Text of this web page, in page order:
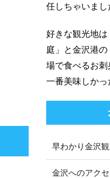
任しちゃいまし
好きな観光地
庭」と金沢港
場で食べるお
一番美味しかっ
早わかり金沢
金沢へのアク